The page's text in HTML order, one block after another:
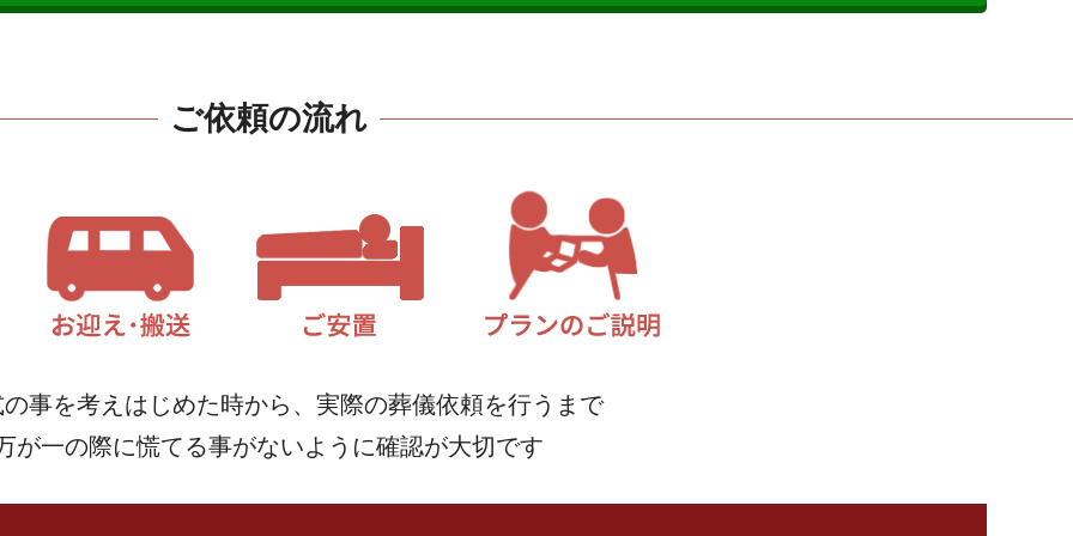
ご依頼の流れ
事を考えはじめた時から、実際の葬儀依頼を行うまで
が一の際に慌てる事がないように確認が大切です